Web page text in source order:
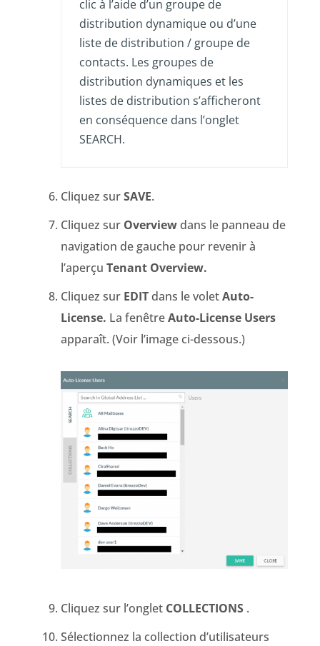
clic à l’aide d’un groupe de
distribution dynamique ou d’une
liste de distribution / groupe de
contacts. Les groupes de
distribution dynamiques et les
listes de distribution s’afficheront
en conséquence dans l’onglet
SEARCH.
Cliquez surSAVE.
Cliquez sur Overviewdans le panneau de
navigation de gauche pour revenir à
l’aperçu Tenant Overview.
Cliquez sur EDITdans le voletAuto-
License. La fenêtreAuto-License Users
apparaît. (Voir l’image ci-dessous.)
Cliquez sur l’onglet COLLECTIONS .
Sélectionnez la collection d’utilisateurs